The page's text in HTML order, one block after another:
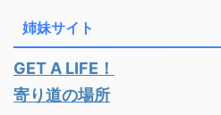
姉妹サイト
GET A LIFE！
寄り道の場所